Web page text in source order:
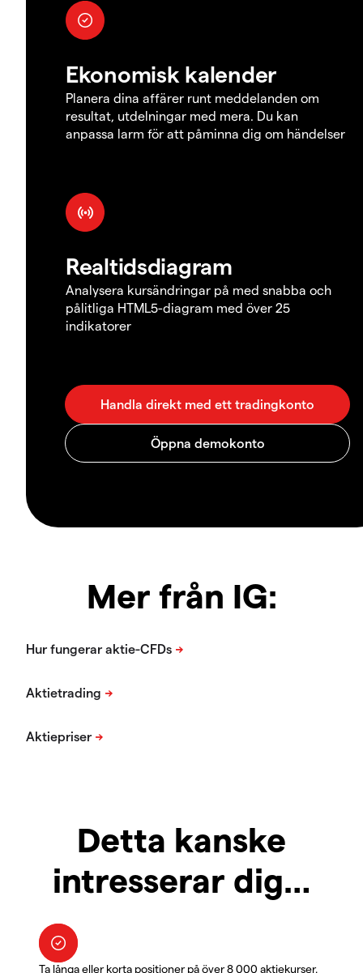
Ekonomisk kalender
Planera dina affärer runt meddelanden om
resultat, utdelningar med mera. Du kan
anpassa larm för att påminna dig om händelser
Realtidsdiagram
Analysera kursändringar på med snabba och
pålitliga HTML5-diagram med över 25
indikatorer
Mer från IG:
Detta kanske
intresserar dig…
Ta långa eller korta positioner på över 8 000 aktiekurser.